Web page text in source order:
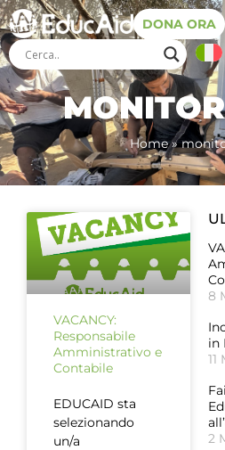
DONA ORA
Home»
VACANCY:
Responsabile
Amministrativo e
Contabile
EDUCAID sta
selezionando
un/a
8
in
11
2